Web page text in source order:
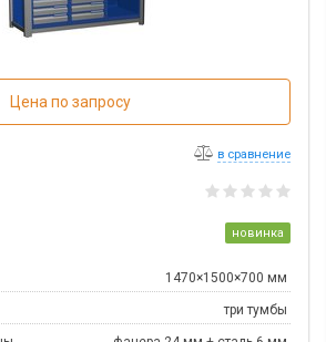
Цена по запросу
в сравнение
новинка
1470×1500×700 мм
три тумбы